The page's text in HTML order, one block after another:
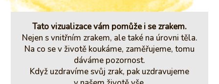
Tato vizualizace vám pomůže i se zrakem.
Nejen s vnitřním zrakem, ale také na úrovni těla.
Na co se v životě koukáme, zaměřujeme, tomu
dáváme pozornost.
Když uzdravíme svůj zrak, pak uzdravujeme